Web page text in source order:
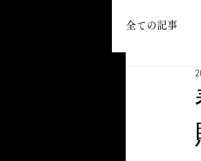
全ての記事